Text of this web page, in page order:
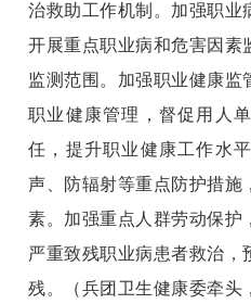
治救助工作机制。加强职业
开展重点职业病和危害因素
监测范围。加强职业健康监
职业健康管理，督促用人
任，提升职业健康工作水
声、防辐射等重点防护措施
素。加强重点人群劳动保护
严重致残职业病患者救治，
残。（兵团卫生健康委牵头